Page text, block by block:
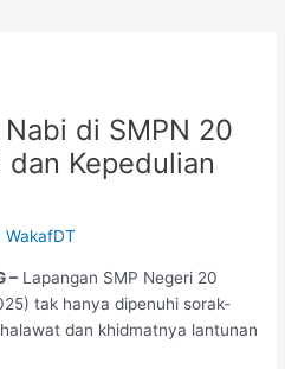
di SMPN 20
Kepedulian
WakafDT
– Lapangan SMP Negeri 20
tak hanya dipenuhi sorak-
dan khidmatnya lantunan